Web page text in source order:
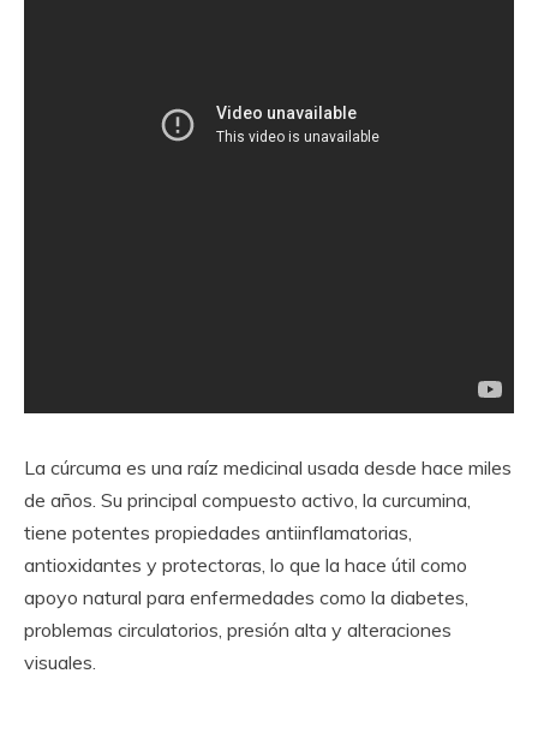
La cúrcuma es una raíz medicinal usada desde hace miles
de años. Su principal compuesto activo, la curcumina,
tiene potentes propiedades antiinflamatorias,
antioxidantes y protectoras, lo que la hace útil como
apoyo natural para enfermedades como la diabetes,
problemas circulatorios, presión alta y alteraciones
visuales.